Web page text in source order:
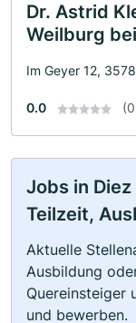
Dr. Astrid
Weilburg
Im Geyer 12,
0.0
Jobs in
Teilzeit,
Aktuelle
Ausbildung
Quereinsteiger
und bewerben.